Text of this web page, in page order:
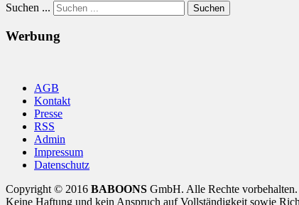
Suchen ... Suchen
Werbung
AGB
Kontakt
Presse
RSS
Admin
Impressum
Datenschutz
Copyright © 2016 BABOONS GmbH. Alle Rechte vorbehalten.
Keine Haftung und kein Anspruch auf Vollständigkeit sowie